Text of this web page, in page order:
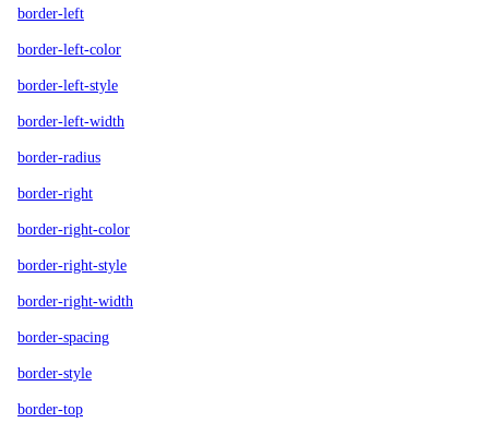
border-left
border-left-color
border-left-style
border-left-width
border-radius
border-right
border-right-color
border-right-style
border-right-width
border-spacing
border-style
border-top